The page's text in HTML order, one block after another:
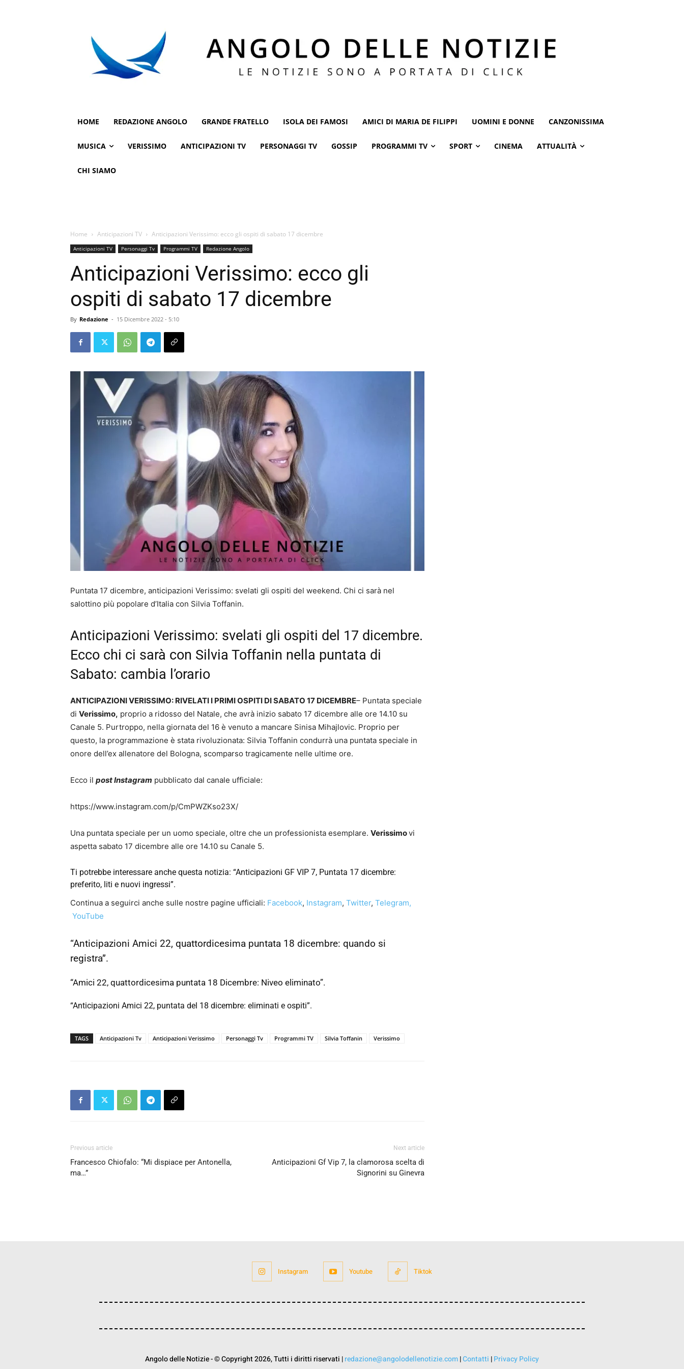
HOME REDAZIONE ANGOLO GRANDE FRATELLO ISOLA DEI FAMOSI AMICI DI MARIA DE FILIPPI UOMINI E DONNE CANZONISSIMA
MUSICA VERISSIMO ANTICIPAZIONI TV PERSONAGGI TV GOSSIP PROGRAMMI TV SPORT CINEMA ATTUALITÀ
CHI SIAMO
Home Anticipazioni TV Anticipazioni Verissimo: ecco gli ospiti di sabato 17 dicembre
Anticipazioni TV Personaggi Tv Programmi TV Redazione Angolo
Anticipazioni Verissimo: ecco gli
ospiti di sabato 17 dicembre
By Redazione - 15 Dicembre 2022 - 5:10
Puntata 17 dicembre, anticipazioni Verissimo: svelati gli ospiti del weekend. Chi ci sarà nel
salottino più popolare d’Italia con Silvia Toffanin.
Anticipazioni Verissimo: svelati gli ospiti del 17 dicembre.
Ecco chi ci sarà con Silvia Toffanin nella puntata di
Sabato: cambia l’orario
ANTICIPAZIONI VERISSIMO: RIVELATI I PRIMI OSPITI DI SABATO 17 DICEMBRE– Puntata speciale
di Verissimo, proprio a ridosso del Natale, che avrà inizio sabato 17 dicembre alle ore 14.10 su
Canale 5. Purtroppo, nella giornata del 16 è venuto a mancare Sinisa Mihajlovic. Proprio per
questo, la programmazione è stata rivoluzionata: Silvia Toffanin condurrà una puntata speciale in
onore dell’ex allenatore del Bologna, scomparso tragicamente nelle ultime ore.
Ecco il post Instagram pubblicato dal canale ufficiale:
https://www.instagram.com/p/CmPWZKso23X/
Una puntata speciale per un uomo speciale, oltre che un professionista esemplare. Verissimovi
aspetta sabato 17 dicembre alle ore 14.10 su Canale 5.
Ti potrebbe interessare anche questa notizia: “Anticipazioni GF VIP 7, Puntata 17 dicembre:
preferito, liti e nuovi ingressi”.
Continua a seguirci anche sulle nostre pagine ufficiali: Facebook, Instagram, Twitter, Telegram,
YouTube
“Anticipazioni Amici 22, quattordicesima puntata 18 dicembre: quando si
registra”.
“Amici 22, quattordicesima puntata 18 Dicembre: Niveo eliminato”.
“Anticipazioni Amici 22, puntata del 18 dicembre: eliminati e ospiti”.
TAGS Anticipazioni Tv Anticipazioni Verissimo Personaggi Tv Programmi TV Silvia Toffanin Verissimo
Previous article
Francesco Chiofalo: “Mi dispiace per Antonella,
ma…”
Next article
Anticipazioni Gf Vip 7, la clamorosa scelta di
Signorini su Ginevra
Instagram Youtube Tiktok
Angolo delle Notizie - © Copyright 2026, Tutti i diritti riservati |redazione@angolodellenotizie.com|Contatti |Privacy Policy